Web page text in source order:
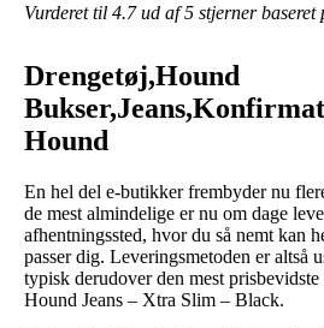
Vurderet til 4.7ud af 5 stjerner baseret
Drengetøj,Hound
Hound
En hel del e-butikker frembyder nu
de mest almindelige er nu om dage
afhentningssted, hvor du så nemt kan
passer dig. Leveringsmetoden er altså
typisk derudover den mest
Hound Jeans – Xtra Slim – Black.